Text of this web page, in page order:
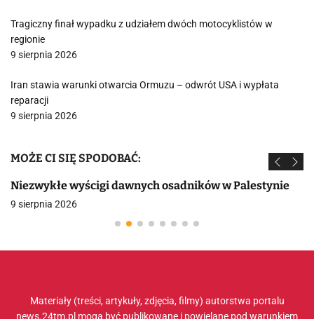
Tragiczny finał wypadku z udziałem dwóch motocyklistów w
regionie
9 sierpnia 2026
Iran stawia warunki otwarcia Ormuzu – odwrót USA i wypłata
reparacji
9 sierpnia 2026
MOŻE CI SIĘ SPODOBAĆ:
Niezwykłe wyścigi dawnych osadników w Palestynie
9 sierpnia 2026
Materiały (treści, artykuły, zdjęcia, filmy) autorstwa portalu
news.24tm.pl mogą być publikowane i powielane pod warunkiem